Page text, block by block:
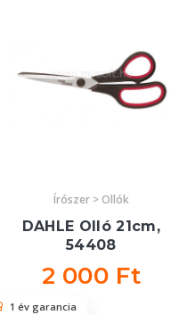
Írószer > Ollók
DAHLE Olló 21cm,
54408
2 000 Ft
1 év garancia